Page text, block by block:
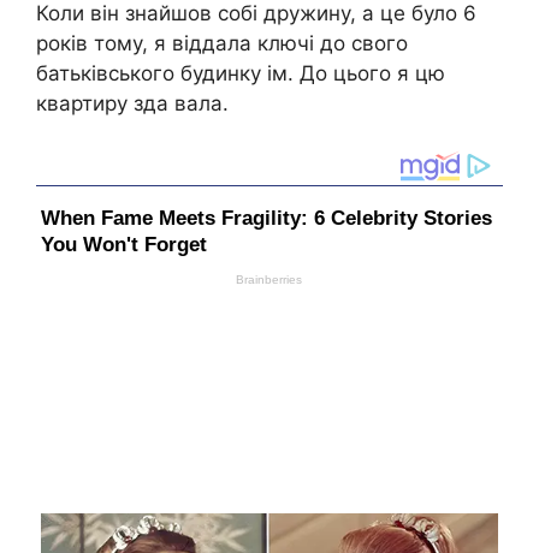
Коли він знайшов собі дружину, а це було 6
років тому, я віддала ключі до свого
батьківського будинку ім. До цього я цю
квартиру зда вала.